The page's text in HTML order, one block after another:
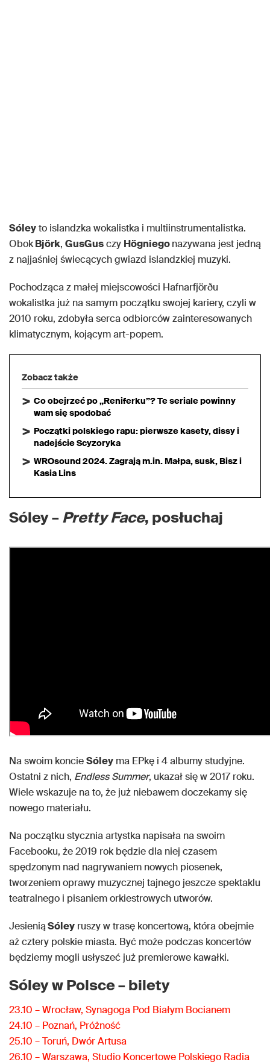
Sóleyto islandzka wokalistka i multiinstrumentalistka.
ObokBjörk, GusGusczy Högniegonazywana jest jedną
z najjaśniej świecących gwiazd islandzkiej muzyki.
Pochodząca z małej miejscowości Hafnarfjörðu
wokalistka już na samym początku swojej kariery, czyli w
2010 roku, zdobyła serca odbiorców zainteresowanych
klimatycznym, kojącym art-popem.
Zobacz także
Co obejrzeć po „Reniferku”? Te seriale powinny
wam się spodobać
Początki polskiego rapu: pierwsze kasety, dissy i
nadejście Scyzoryka
WROsound 2024. Zagrają m.in. Małpa, susk, Bisz i
Kasia Lins
Sóley –Pretty Face, posłuchaj
Na swoim koncieSóley ma EPkę i 4 albumy studyjne.
Ostatni z nich, Endless Summer, ukazał się w 2017 roku.
Wiele wskazuje na to, że już niebawem doczekamy się
nowego materiału.
Na początku stycznia artystka napisała na swoim
Facebooku, że 2019 rok będzie dla niej czasem
spędzonym nad nagrywaniem nowych piosenek,
tworzeniem oprawy muzycznej tajnego jeszcze spektaklu
teatralnego i pisaniem orkiestrowych utworów.
JesieniąSóley ruszy w trasę koncertową, która obejmie
aż cztery polskie miasta. Być może podczas koncertów
będziemy mogli usłyszeć już premierowe kawałki.
Sóley w Polsce – bilety
23.10 – Wrocław, Synagoga Pod Białym Bocianem
24.10 – Poznań, Próżność
25.10 – Toruń, Dwór Artusa
26.10 – Warszawa, Studio Koncertowe Polskiego Radia